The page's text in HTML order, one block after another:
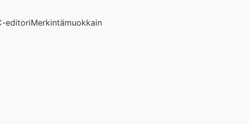
editoriMerkintämuokkain